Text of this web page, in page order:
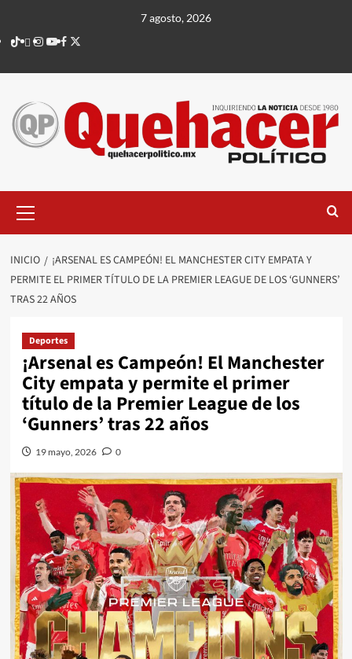
contenido
7 agosto, 2026
TikTok
threads
Instagram
Youtube
Facebook
X
principal
INICIO
¡ARSENAL ES CAMPEÓN! EL MANCHESTER CITY EMPATA Y
PERMITE EL PRIMER TÍTULO DE LA PREMIER LEAGUE DE LOS ‘GUNNERS’
TRAS 22 AÑOS
Deportes
¡Arsenal es Campeón! El Manchester
City empata y permite el primer
título de la Premier League de los
‘Gunners’ tras 22 años
19 mayo, 2026 0